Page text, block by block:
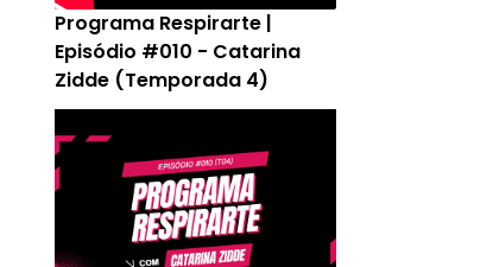
Programa Respirarte |
Episódio #010 - Catarina
Zidde (Temporada 4)